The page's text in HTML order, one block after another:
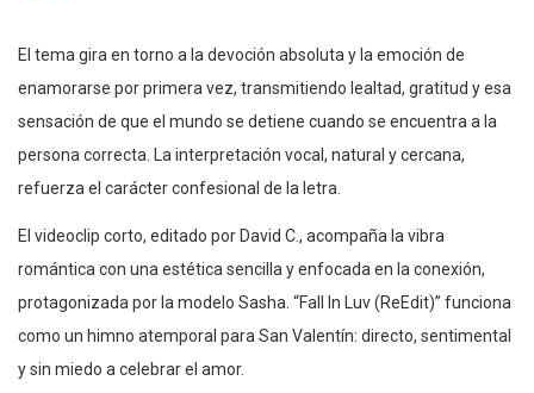
El tema gira en torno a la devoción absoluta y la emoción de
enamorarse por primera vez, transmitiendo lealtad, gratitud y esa
sensación de que el mundo se detiene cuando se encuentra a la
persona correcta. La interpretación vocal, natural y cercana,
refuerza el carácter confesional de la letra.
El videoclip corto, editado por David C., acompaña la vibra
romántica con una estética sencilla y enfocada en la conexión,
protagonizada por la modelo Sasha. “Fall In Luv (ReEdit)” funciona
como un himno atemporal para San Valentín: directo, sentimental
y sin miedo a celebrar el amor.